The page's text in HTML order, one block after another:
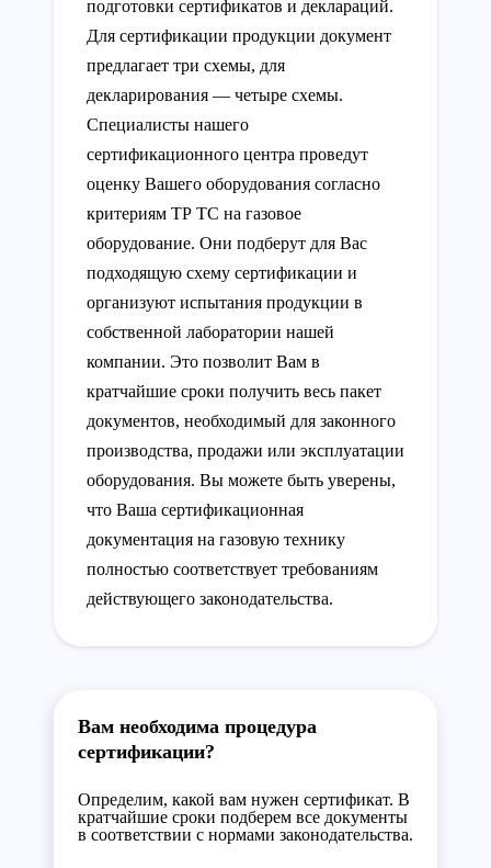
подготовки сертификатов и деклараций.
Для сертификации продукции документ
предлагает три схемы, для
декларирования — четыре схемы.
Специалисты нашего
сертификационного центра проведут
оценку Вашего оборудования согласно
критериям ТР ТС на газовое
оборудование. Они подберут для Вас
подходящую схему сертификации и
организуют испытания продукции в
собственной лаборатории нашей
компании. Это позволит Вам в
кратчайшие сроки получить весь пакет
документов, необходимый для законного
производства, продажи или эксплуатации
оборудования. Вы можете быть уверены,
что Ваша сертификационная
документация на газовую технику
полностью соответствует требованиям
действующего законодательства.
Вам необходима процедура
сертификации?
Определим, какой вам нужен сертификат. В
кратчайшие сроки подберем все документы
в соответствии с нормами законодательства.